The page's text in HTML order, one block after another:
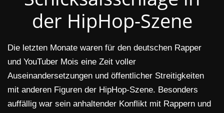
der HipHop-Szene
Die letzten Monate waren für den deutschen Rapper
und YouTuber Mois eine Zeit voller
Auseinandersetzungen und öffentlicher Streitigkeiten
mit anderen Figuren der HipHop-Szene. Besonders
auffällig war sein anhaltender Konflikt mit Rappern und